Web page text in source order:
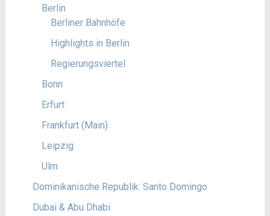
Berlin
Berliner Bahnhöfe
Highlights in Berlin
Regierungsviertel
Bonn
Erfurt
Frankfurt (Main)
Leipzig
Ulm
Dominikanische Republik: Santo Domingo
Dubai & Abu Dhabi